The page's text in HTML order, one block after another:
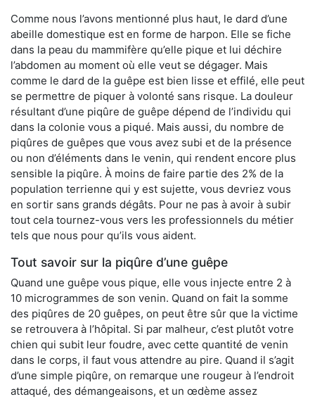
Comme nous l’avons mentionné plus haut, le dard d’une
abeille domestique est en forme de harpon. Elle se fiche
dans la peau du mammifère qu’elle pique et lui déchire
l’abdomen au moment où elle veut se dégager. Mais
comme le dard de la guêpe est bien lisse et effilé, elle peut
se permettre de piquer à volonté sans risque. La douleur
résultant d’une piqûre de guêpe dépend de l’individu qui
dans la colonie vous a piqué. Mais aussi, du nombre de
piqûres de guêpes que vous avez subi et de la présence
ou non d’éléments dans le venin, qui rendent encore plus
sensible la piqûre. À moins de faire partie des 2% de la
population terrienne qui y est sujette, vous devriez vous
en sortir sans grands dégâts. Pour ne pas à avoir à subir
tout cela tournez-vous vers les professionnels du métier
tels que nous pour qu’ils vous aident.
Tout savoir sur la piqûre d’une guêpe
Quand une guêpe vous pique, elle vous injecte entre 2 à
10 microgrammes de son venin. Quand on fait la somme
des piqûres de 20 guêpes, on peut être sûr que la victime
se retrouvera à l’hôpital. Si par malheur, c’est plutôt votre
chien qui subit leur foudre, avec cette quantité de venin
dans le corps, il faut vous attendre au pire. Quand il s’agit
d’une simple piqûre, on remarque une rougeur à l’endroit
attaqué, des démangeaisons, et un œdème assez